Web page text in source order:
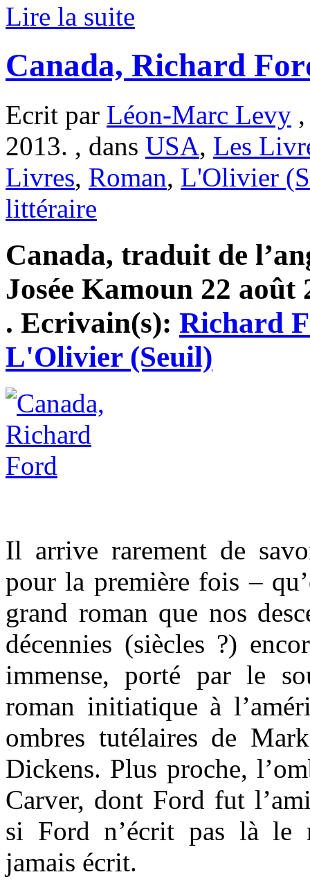
Lire la suite
Canada, Richard
Ecrit par Léon-Marc Levy
2013. , dans USA, Les
Livres, Roman, L'Olivier
littéraire
Canada, traduit de
Josée Kamoun 22 août
. Ecrivain(s): Richard
L'Olivier (Seuil)
Il arrive rarement de
pour la première fois –
grand roman que nos
décennies (siècles ?)
immense, porté par le
roman initiatique à
ombres tutélaires de
Dickens. Plus proche,
Carver, dont Ford fut
si Ford n’écrit pas là le
jamais écrit.